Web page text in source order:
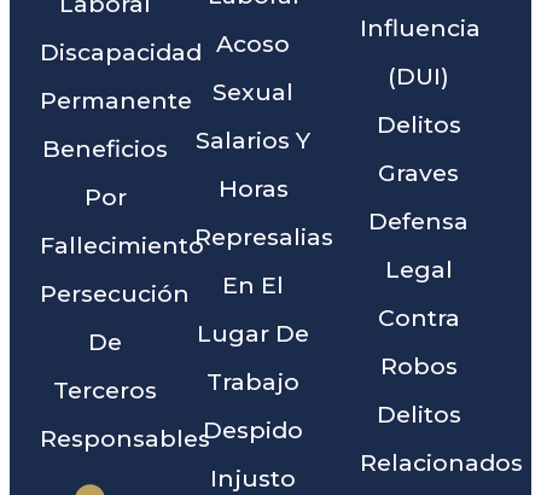
Discapacidad
Permanente
Beneficios
Por
Fallecimiento
Persecución
De
Terceros
Responsables
Acoso
Sexual
Salarios Y
Horas
Represalias
En El
Lugar De
Trabajo
Despido
Injusto
Influencia
(DUI)
Delitos
Graves
Defensa
Legal
Contra
Robos
Delitos
Relacionados